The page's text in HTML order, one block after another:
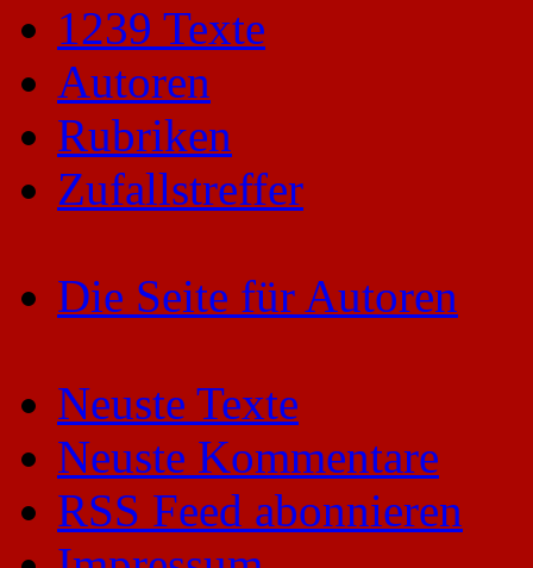
1239 Texte
Autoren
Rubriken
Zufallstreffer
Die Seite für Autoren
Neuste Texte
Neuste Kommentare
RSS Feed abonnieren